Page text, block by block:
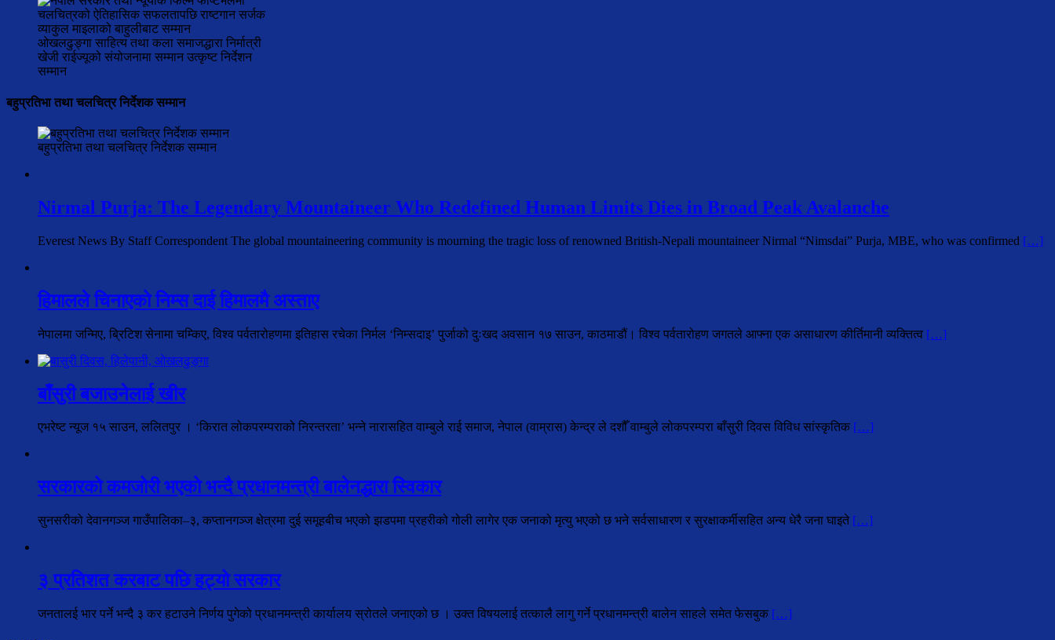
ओखलढुङ्गा साहित्य तथा कला समाजद्धारा निर्मात्री
खेजी राईज्यूको संयोजनामा सम्मान उत्कृष्ट निर्देशन
सम्मान
बहुप्रतिभा तथा चलचित्र निर्देशक सम्मान
बहुप्रतिभा तथा चलचित्र निर्देशक सम्मान
Nirmal Purja: The Legendary Mountaineer Who Redefined Human Limits Dies in Broad Peak Avalanche
Everest News By Staff Correspondent The global mountaineering community is mourning the tragic loss of renowned British-Nepali mountaineer Nirmal “Nimsdai” Purja, MBE, who was confirmed […]
हिमालले चिनाएको निम्स दाई हिमालमै अस्ताए
नेपालमा जन्मिए, ब्रिटिश सेनामा चम्किए, विश्व पर्वतारोहणमा इतिहास रचेका निर्मल ‘निम्सदाइ’ पुर्जाको दुःखद अवसान १७ साउन, काठमाडौं। विश्व पर्वतारोहण जगतले आफ्ना एक असाधारण कीर्तिमानी व्यक्तित्व […]
बाँसुरी बजाउनेलाई खीर
एभरेष्ट न्यूज १५ साउन, ललितपुर । ‘किरात लोकपरम्पराको निरन्तरता’ भन्ने नारासहित वाम्बुले राई समाज, नेपाल (वाम्रास) केन्द्र ले दशौँ वाम्बुले लोकपरम्परा बाँसुरी दिवस विविध सांस्कृतिक […]
सरकारको कमजोरी भएको भन्दै प्रधानमन्त्री बालेनद्धारा स्विकार
सुनसरीको देवानगञ्ज गाउँपालिका–३, कप्तानगञ्ज क्षेत्रमा दुई समूहबीच भएको झडपमा प्रहरीको गोली लागेर एक जनाको मृत्यु भएको छ भने सर्वसाधारण र सुरक्षाकर्मीसहित अन्य धेरै जना घाइते […]
३ प्रतिशत करबाट पछि हट्यो सरकार
जनतालई भार पर्ने भन्दै ३ कर हटाउने निर्णय पुगेको प्रधानमन्त्री कार्यालय स्रोतले जनाएको छ । उक्त विषयलाई तत्कालै लागु गर्ने प्रधानमन्त्री बालेन साहले समेत फेसबुक […]